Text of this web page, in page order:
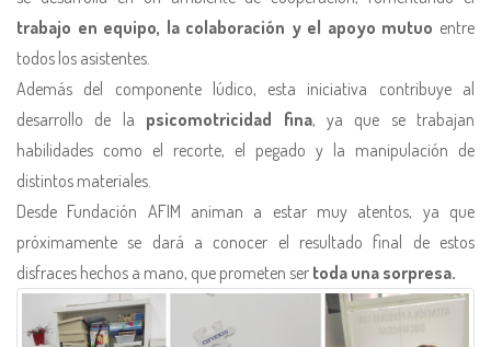
trabajo en equipo, la colaboración y el apoyo mutuo entre
todos los asistentes.
Además del componente lúdico, esta iniciativa contribuye al
desarrollo de la psicomotricidad fina, ya que se trabajan
habilidades como el recorte, el pegado y la manipulación de
distintos materiales.
Desde Fundación AFIM animan a estar muy atentos, ya que
próximamente se dará a conocer el resultado final de estos
disfraces hechos a mano, que prometen ser toda una sorpresa.